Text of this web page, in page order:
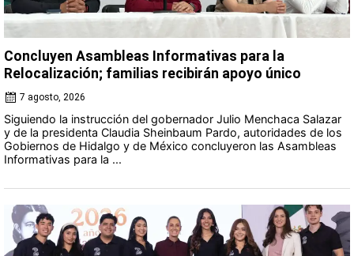
Concluyen Asambleas Informativas para la
Relocalización; familias recibirán apoyo único
7 agosto, 2026
Siguiendo la instrucción del gobernador Julio Menchaca Salazar
y de la presidenta Claudia Sheinbaum Pardo, autoridades de los
Gobiernos de Hidalgo y de México concluyeron las Asambleas
Informativas para la ...